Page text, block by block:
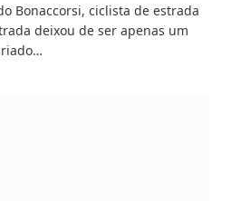
Bonaccorsi, ciclista de estrada
deixou de ser apenas um